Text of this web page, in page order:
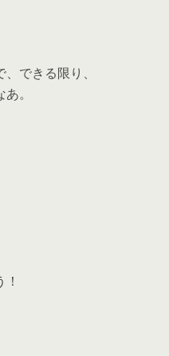
できる限り、
。